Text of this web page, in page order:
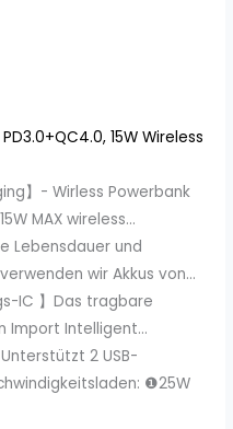
15W Wireless
】- Wirless Powerbank
MAX wireless...
Lebensdauer und
wir Akkus von...
IC 】Das tragbare
Import Intelligent...
Unterstützt 2 USB-
❶25W